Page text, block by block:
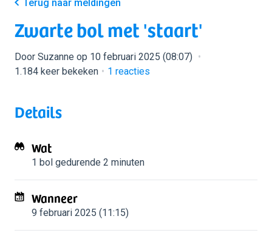
Terug naar meldingen
Zwarte bol met 'staart'
Door Suzanne op 10 februari 2025 (08:07)
1.184 keer bekeken
1 reacties
Details
Wat
1 bol gedurende 2 minuten
Wanneer
9 februari 2025 (11:15)